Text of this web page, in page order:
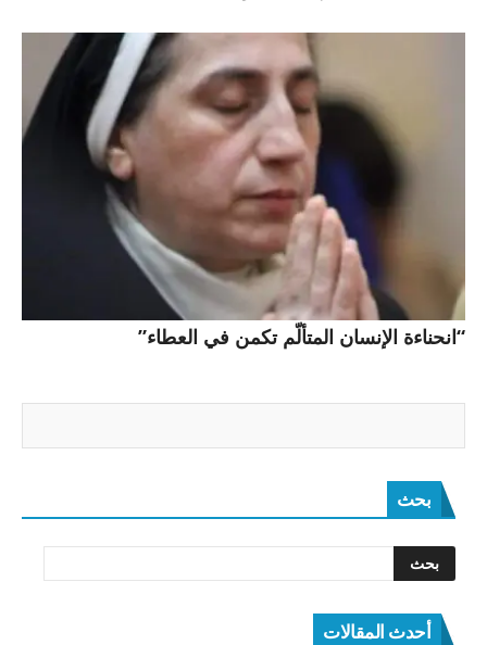
“انحناءة الإنسان المتألّم تكمن في العطاء”
بحث
أحدث المقالات